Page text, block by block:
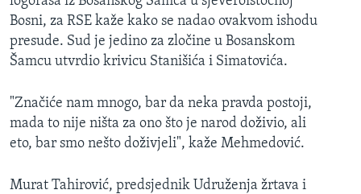
Bosni, za RSE kaže kako se nadao ovakvom ishodu
presude. Sud je jedino za zločine u Bosanskom
Šamcu utvrdio krivicu Stanišića i Simatovića.
"Značiće nam mnogo, bar da neka pravda postoji,
mada to nije ništa za ono što je narod doživio, ali
eto, bar smo nešto doživjeli", kaže Mehmedović.
Murat Tahirović, predsjednik Udruženja žrtava i